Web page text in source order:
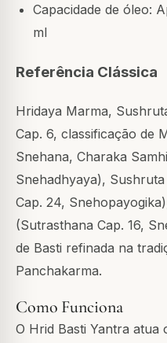
Capacidade de óleo:
ml
Referência Clássica
Hridaya Marma,
Cap. 6, classificação de
Snehana, Charaka
Snehadhyaya),
Cap. 24,
(Sutrasthana Cap. 16,
de Basti refinada na
Panchakarma.
Como Funciona
O Hrid Basti Yantra